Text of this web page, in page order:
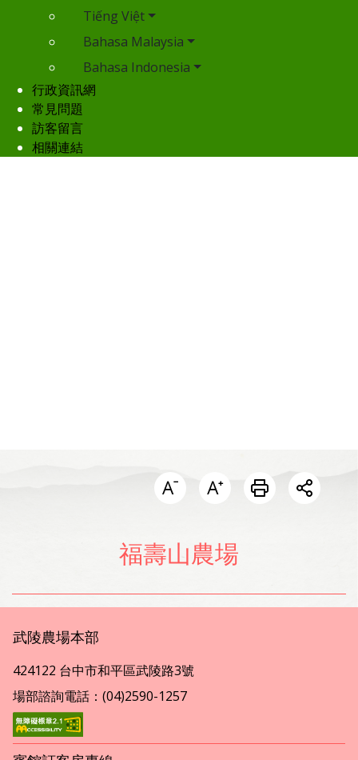
Tiếng Việt
Bahasa Malaysia
Bahasa Indonesia
行政資訊網
常見問題
訪客留言
相關連結
開啟
福壽山農場
武陵農場本部
424122 台中市和平區武陵路3號
場部諮詢電話：(04)2590-1257